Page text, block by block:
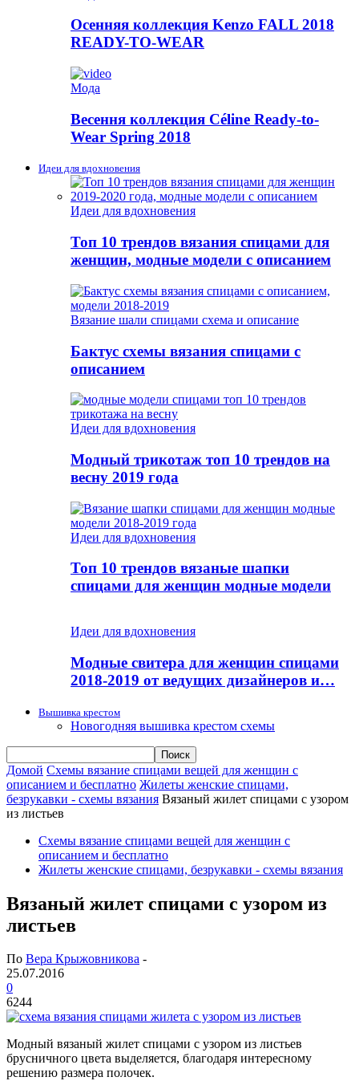
Осенняя коллекция Kenzo FALL 2018
READY-TO-WEAR
Мода
Весення коллекция Céline Ready-to-
Wear Spring 2018
Идеи для вдохновения
Идеи для вдохновения
Топ 10 трендов вязания спицами для
женщин, модные модели с описанием
Вязание шали спицами схема и описание
Бактус схемы вязания спицами с
описанием
Идеи для вдохновения
Модный трикотаж топ 10 трендов на
весну 2019 года
Идеи для вдохновения
Топ 10 трендов вязаные шапки
спицами для женщин модные модели
Идеи для вдохновения
Модные свитера для женщин спицами
2018-2019 от ведущих дизайнеров и…
Вышивка крестом
Новогодняя вышивка крестом схемы
Домой Схемы вязание спицами вещей для женщин с
описанием и бесплатно Жилеты женские спицами,
безрукавки - схемы вязания Вязаный жилет спицами с узором
из листьев
Схемы вязание спицами вещей для женщин с
описанием и бесплатно
Жилеты женские спицами, безрукавки - схемы вязания
Вязаный жилет спицами с узором из
листьев
По Вера Крыжовникова -
25.07.2016
0
6244
Модный вязаный жилет спицами с узором из листьев
брусничного цвета выделяется, благодаря интересному
решению размера полочек.